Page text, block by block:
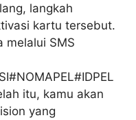
langkah
kartu tersebut.
melalui SMS
itu, kamu akan
yang